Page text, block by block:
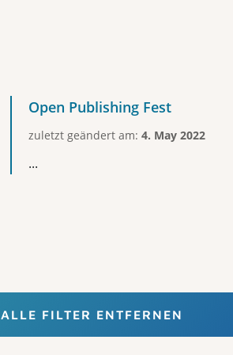
Open Publishing Fest
zuletzt geändert am: 4. May 2022
...
ALLE FILTER ENTFERNEN